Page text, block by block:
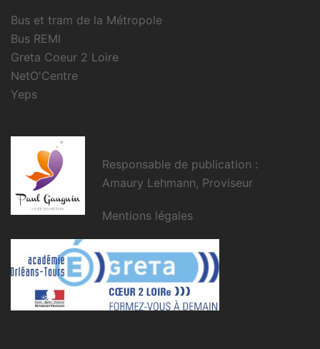
Bus et tram de la Métropole
Bus REMI
Greta Coeur 2 Loire
NetO'Centre
Yeps
Responsable de publication :
Amaury Lehmann, Proviseur
Mentions légales